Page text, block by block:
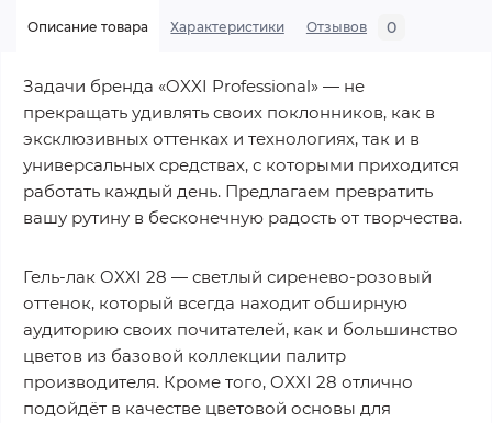
Описание товара Характеристики Отзывов 0
Задачи бренда «OXXI Professional» — не
прекращать удивлять своих поклонников, как в
эксклюзивных оттенках и технологиях, так и в
универсальных средствах, с которыми приходится
работать каждый день. Предлагаем превратить
вашу рутину в бесконечную радость от творчества.
Гель-лак OXXI 28 — светлый сиренево-розовый
оттенок, который всегда находит обширную
аудиторию своих почитателей, как и большинство
цветов из базовой коллекции палитр
производителя. Кроме того, OXXI 28 отлично
подойдёт в качестве цветовой основы для